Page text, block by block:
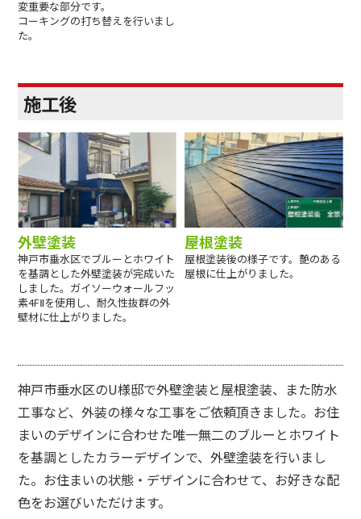
変重要な部分です。
コーキングの打ち替えを行いまし
た。
施工後
外壁塗装
神戸市垂水区でブルーとホワイト
を基調とした外壁塗装が完成いた
しました。ガイソーウォールフッ
素4FⅡを使用し、耐久性抜群の外
壁材に仕上がりました。
屋根塗装
屋根塗装後の様子です。艶のある
屋根に仕上がりました。
神戸市垂水区のU様邸で外壁塗装と屋根塗装、また防水
工事など、外装の様々な工事をご依頼頂きました。お住
まいのデザインに合わせた唯一無二のブルーとホワイト
を基調としたカラーデザインで、外壁塗装を行いまし
た。お住まいの状態・デザインに合わせて、お好きな配
色をお選びいただけます。